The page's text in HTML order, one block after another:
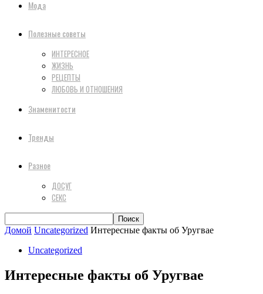
Мода
Полезные советы
ИНТЕРЕСНОЕ
ЖИЗНЬ
РЕЦЕПТЫ
ЛЮБОВЬ И ОТНОШЕНИЯ
Знаменитости
Тренды
Разное
ДОСУГ
СЕКС
Домой Uncategorized Интересные факты об Уругвае
Uncategorized
Интересные факты об Уругвае